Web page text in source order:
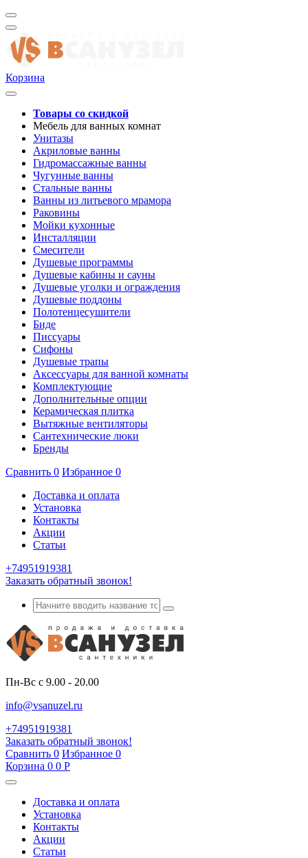
Корзина
Товары со скидкой
Мебель для ванных комнат
Унитазы
Акриловые ванны
Гидромассажные ванны
Чугунные ванны
Стальные ванны
Ванны из литьевого мрамора
Раковины
Мойки кухонные
Инсталляции
Смесители
Душевые программы
Душевые кабины и сауны
Душевые уголки и ограждения
Душевые поддоны
Полотенцесушители
Биде
Писсуары
Сифоны
Душевые трапы
Аксессуары для ванной комнаты
Комплектующие
Дополнительные опции
Керамическая плитка
Вытяжные вентиляторы
Сантехнические люки
Бренды
Сравнить 0 Избранное 0
Доставка и оплата
Установка
Контакты
Акции
Статьи
+74951919381
Заказать обратный звонок!
Пн-Вс с 9.00 - 20.00
info@vsanuzel.ru
+74951919381
Заказать обратный звонок!
Сравнить 0 Избранное 0
Корзина 0 0 Р
Доставка и оплата
Установка
Контакты
Акции
Статьи